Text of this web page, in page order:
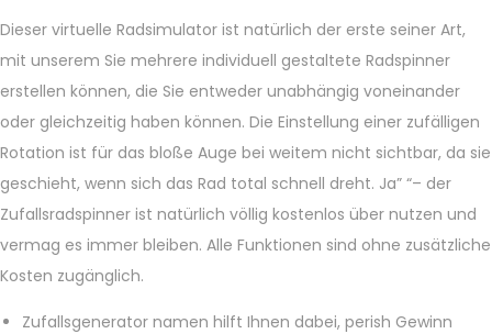
Dieser virtuelle Radsimulator ist natürlich der erste seiner Art,
mit unserem Sie mehrere individuell gestaltete Radspinner
erstellen können, die Sie entweder unabhängig voneinander
oder gleichzeitig haben können. Die Einstellung einer zufälligen
Rotation ist für das bloße Auge bei weitem nicht sichtbar, da sie
geschieht, wenn sich das Rad total schnell dreht. Ja” “– der
Zufallsradspinner ist natürlich völlig kostenlos über nutzen und
vermag es immer bleiben. Alle Funktionen sind ohne zusätzliche
Kosten zugänglich.
Zufallsgenerator namen hilft Ihnen dabei, perish Gewinn